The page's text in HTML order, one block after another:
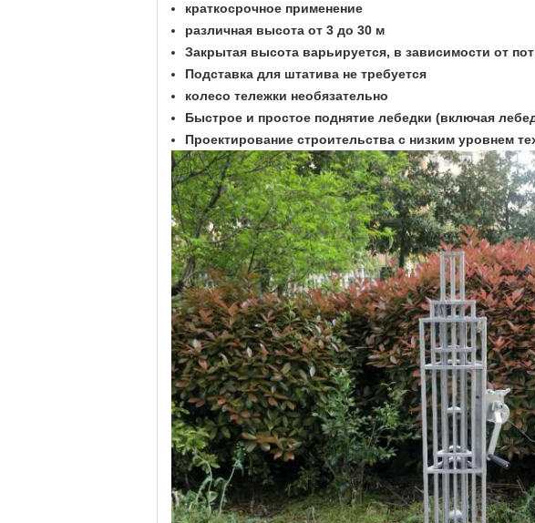
краткосрочное применение
различная высота от 3 до 30 м
Закрытая высота варьируется, в зависимости от
Подставка для штатива не требуется
колесо тележки необязательно
Быстрое и простое поднятие лебедки (включая
Проектирование строительства с низким уровнем